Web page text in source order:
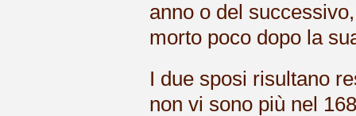
anno o del
morto poco dopo la
I due sposi risultano
non vi sono più nel